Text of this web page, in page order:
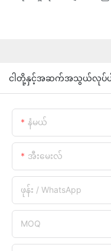
ငါတို့နှင့်အဆက်အသွယ်လုပ်ပ
နံမယ်
အီးမေးလ်
ဖုန်း / WhatsApp
MOQ